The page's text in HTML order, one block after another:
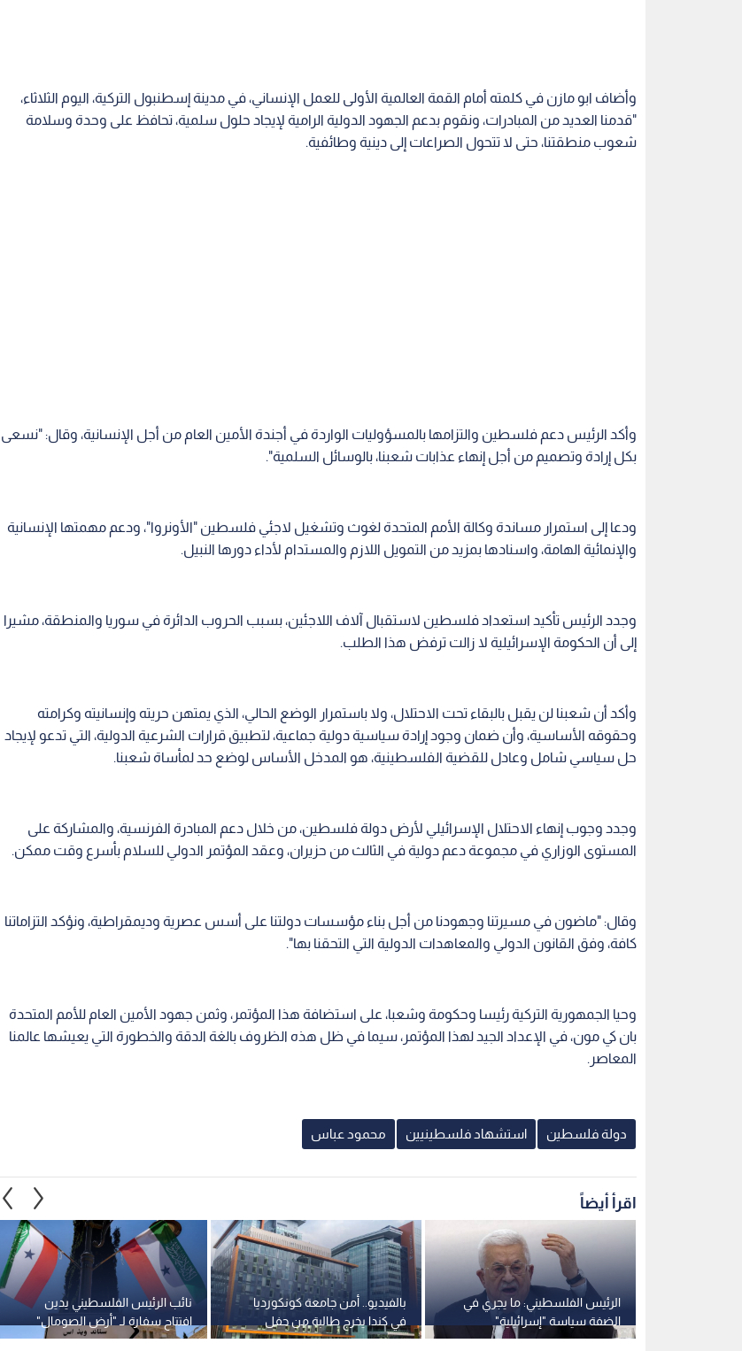
وأضاف ابو مازن في كلمته أمام القمة العالمية الأولى للعمل الإنساني، في مدينة إسطنبول التركية، اليوم الثلاثاء،
"قدمنا العديد من المبادرات، ونقوم بدعم الجهود الدولية الرامية لإيجاد حلول سلمية، تحافظ على وحدة وسلامة
شعوب منطقتنا، حتى لا تتحول الصراعات إلى دينية وطائفية.
وأكد الرئيس دعم فلسطين والتزامها بالمسؤوليات الواردة في أجندة الأمين العام من أجل الإنسانية، وقال: "نسعى
بكل إرادة وتصميم من أجل إنهاء عذابات شعبنا، بالوسائل السلمية".
ودعا إلى استمرار مساندة وكالة الأمم المتحدة لغوث وتشغيل لاجئي فلسطين "الأونروا"، ودعم مهمتها الإنسانية
والإنمائية الهامة، واسنادها بمزيد من التمويل اللازم والمستدام لأداء دورها النبيل.
وجدد الرئيس تأكيد استعداد فلسطين لاستقبال آلاف اللاجئين، بسبب الحروب الدائرة في سوريا والمنطقة، مشيرا
إلى أن الحكومة الإسرائيلية لا زالت ترفض هذا الطلب.
وأكد أن شعبنا لن يقبل بالبقاء تحت الاحتلال، ولا باستمرار الوضع الحالي، الذي يمتهن حريته وإنسانيته وكرامته
وحقوقه الأساسية، وأن ضمان وجود إرادة سياسية دولية جماعية، لتطبيق قرارات الشرعية الدولية، التي تدعو لإيجاد
حل سياسي شامل وعادل للقضية الفلسطينية، هو المدخل الأساس لوضع حد لمأساة شعبنا.
وجدد وجوب إنهاء الاحتلال الإسرائيلي لأرض دولة فلسطين، من خلال دعم المبادرة الفرنسية، والمشاركة على
المستوى الوزاري في مجموعة دعم دولية في الثالث من حزيران، وعقد المؤتمر الدولي للسلام بأسرع وقت ممكن.
وقال: "ماضون في مسيرتنا وجهودنا من أجل بناء مؤسسات دولتنا على أسس عصرية وديمقراطية، ونؤكد التزاماتنا
كافة، وفق القانون الدولي والمعاهدات الدولية التي التحقنا بها".
وحيا الجمهورية التركية رئيسا وحكومة وشعبا، على استضافة هذا المؤتمر، وثمن جهود الأمين العام للأمم المتحدة
بان كي مون، في الإعداد الجيد لهذا المؤتمر، سيما في ظل هذه الظروف بالغة الدقة والخطورة التي يعيشها عالمنا
المعاصر.
دولة فلسطين استشهاد فلسطينيين محمود عباس
اقرأ أيضاً
نائب الرئيس الفلسطيني يدين
افتتاح سفارة لـ "أرض الصومال"
في القدس
بالفيديو.. أمن جامعة كونكورديا
في كندا يخرج طالبة من حفل
تخرجها بسبب علم فلسطين
الرئيس الفلسطيني: ما يجري في
الضفة سياسة "إسرائيلية"
ممنهجة لفرض وقائع جديدة